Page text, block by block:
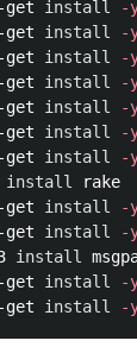
get install -
get install -
get install -
get install -
get install -
get install -
get install
-
install
get install
-
get install
-
install
get install -
get install -